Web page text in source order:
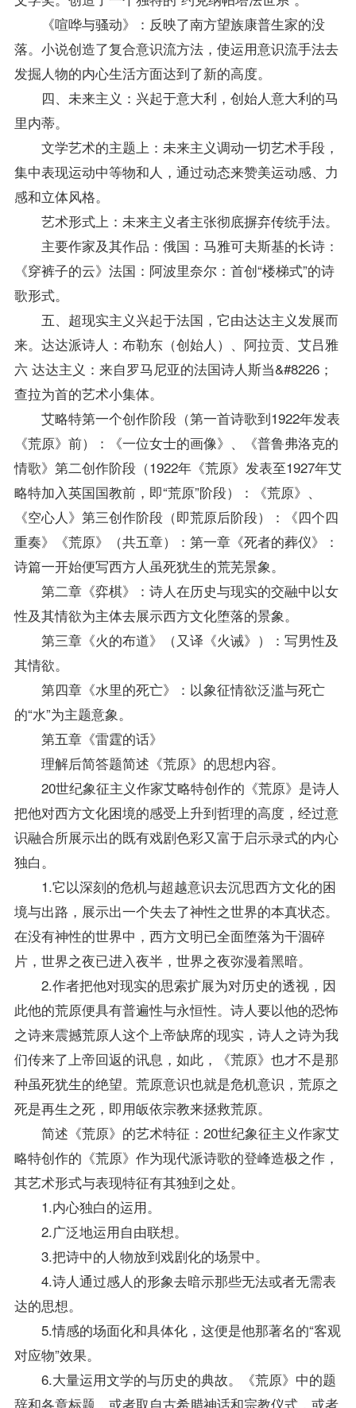
《喧哗与骚动》：反映了南方望族康普生家的没
落。小说创造了复合意识流方法，使运用意识流手法去
发掘人物的内心生活方面达到了新的高度。
四、未来主义：兴起于意大利，创始人意大利的马
里内蒂。
文学艺术的主题上：未来主义调动一切艺术手段，
集中表现运动中等物和人，通过动态来赞美运动感、力
感和立体风格。
艺术形式上：未来主义者主张彻底摒弃传统手法。
主要作家及其作品：俄国：马雅可夫斯基的长诗：
《穿裤子的云》法国：阿波里奈尔：首创“楼梯式”的诗
歌形式。
五、超现实主义兴起于法国，它由达达主义发展而
来。达达派诗人：布勒东（创始人）、阿拉贡、艾吕雅
六 达达主义：来自罗马尼亚的法国诗人斯当&#8226；
查拉为首的艺术小集体。
艾略特第一个创作阶段（第一首诗歌到1922年发表
《荒原》前）：《一位女士的画像》、《普鲁弗洛克的
情歌》第二创作阶段（1922年《荒原》发表至1927年艾
略特加入英国国教前，即“荒原”阶段）：《荒原》、
《空心人》第三创作阶段（即荒原后阶段）：《四个四
重奏》《荒原》（共五章）：第一章《死者的葬仪》：
诗篇一开始便写西方人虽死犹生的荒芜景象。
第二章《弈棋》：诗人在历史与现实的交融中以女
性及其情欲为主体去展示西方文化堕落的景象。
第三章《火的布道》（又译《火诫》）：写男性及
其情欲。
第四章《水里的死亡》：以象征情欲泛滥与死亡
的“水”为主题意象。
第五章《雷霆的话》
理解后简答题简述《荒原》的思想内容。
20世纪象征主义作家艾略特创作的《荒原》是诗人
把他对西方文化困境的感受上升到哲理的高度，经过意
识融合所展示出的既有戏剧色彩又富于启示录式的内心
独白。
1.它以深刻的危机与超越意识去沉思西方文化的困
境与出路，展示出一个失去了神性之世界的本真状态。
在没有神性的世界中，西方文明已全面堕落为干涸碎
片，世界之夜已进入夜半，世界之夜弥漫着黑暗。
2.作者把他对现实的思索扩展为对历史的透视，因
此他的荒原便具有普遍性与永恒性。诗人要以他的恐怖
之诗来震撼荒原人这个上帝缺席的现实，诗人之诗为我
们传来了上帝回返的讯息，如此，《荒原》也才不是那
种虽死犹生的绝望。荒原意识也就是危机意识，荒原之
死是再生之死，即用皈依宗教来拯救荒原。
简述《荒原》的艺术特征：20世纪象征主义作家艾
略特创作的《荒原》作为现代派诗歌的登峰造极之作，
其艺术形式与表现特征有其独到之处。
1.内心独白的运用。
2.广泛地运用自由联想。
3.把诗中的人物放到戏剧化的场景中。
4.诗人通过感人的形象去暗示那些无法或者无需表
达的思想。
5.情感的场面化和具体化，这便是他那著名的“客观
对应物”效果。
6.大量运用文学的与历史的典故。《荒原》中的题
辞和各章标题，或者取自古希腊神话和宗教仪式，或者